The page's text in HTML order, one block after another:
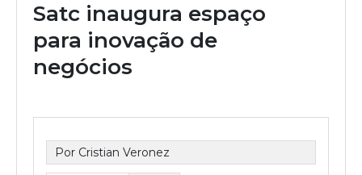
Satc inaugura espaço
para inovação de
negócios
Por Cristian Veronez